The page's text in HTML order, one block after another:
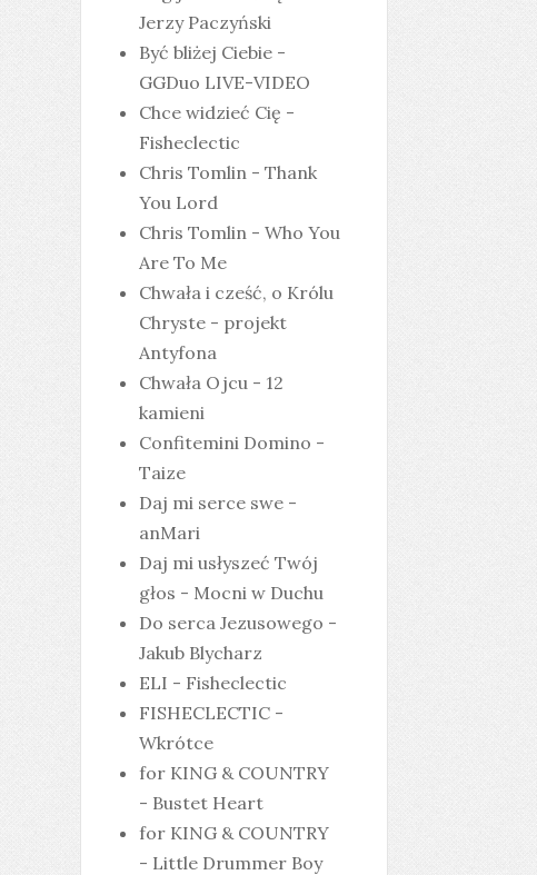
Jerzy Paczyński
Być bliżej Ciebie -
GGDuo LIVE-VIDEO
Chce widzieć Cię -
Fisheclectic
Chris Tomlin - Thank
You Lord
Chris Tomlin - Who You
Are To Me
Chwała i cześć, o Królu
Chryste - projekt
Antyfona
Chwała Ojcu - 12
kamieni
Confitemini Domino -
Taize
Daj mi serce swe -
anMari
Daj mi usłyszeć Twój
głos - Mocni w Duchu
Do serca Jezusowego -
Jakub Blycharz
ELI - Fisheclectic
FISHECLECTIC -
Wkrótce
for KING & COUNTRY
- Bustet Heart
for KING & COUNTRY
- Little Drummer Boy